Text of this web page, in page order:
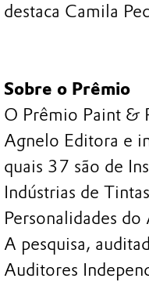
destaca Camila
Sobre o Prêmio
O Prêmio Paint &
Agnelo Editora e
quais 37 são de
Indústrias de
Personalidades
A pesquisa,
Auditores